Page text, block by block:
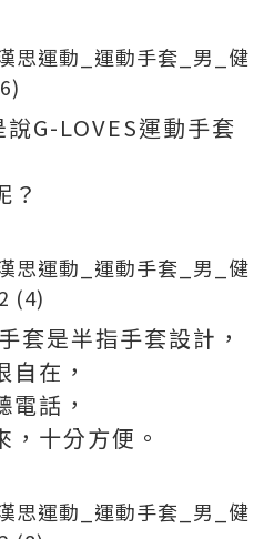
G-LOVES運動手套
？
套是半指手套設計，
在，
話，
十分方便。